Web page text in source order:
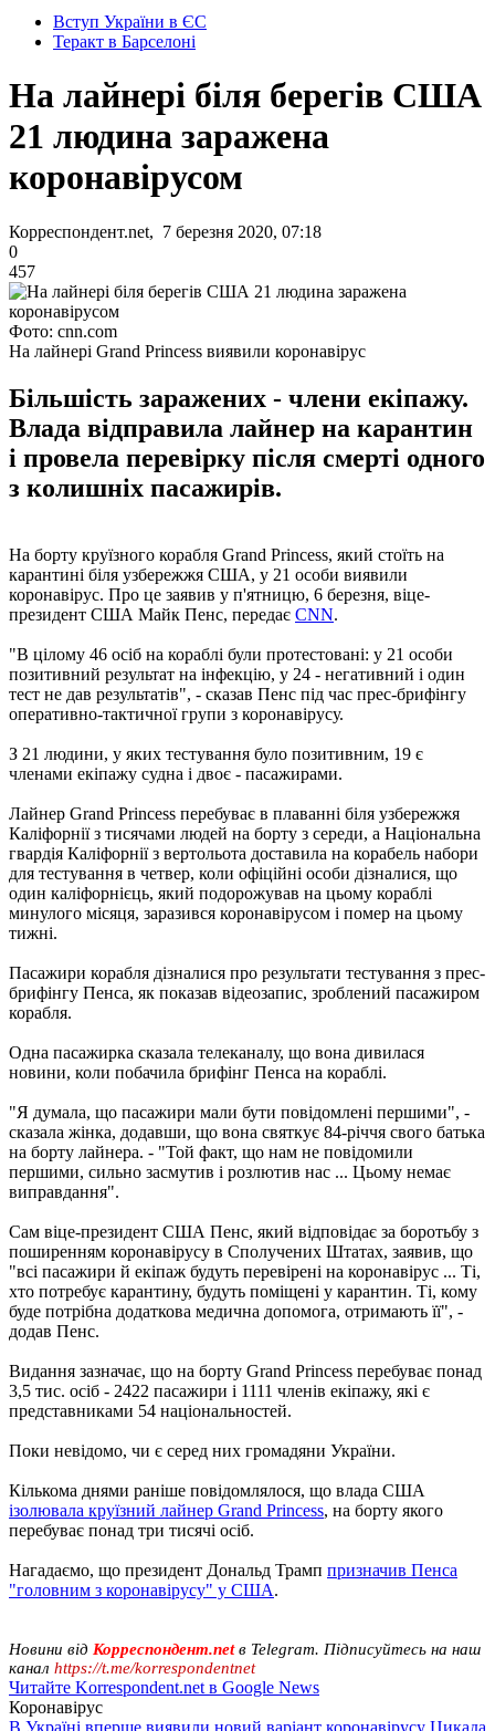
Вступ України в ЄС
Теракт в Барселоні
На лайнері біля берегів США
21 людина заражена
коронавірусом
Корреспондент.net, 7 березня 2020, 07:18
0
457
Фото: cnn.com
На лайнері Grand Princess виявили коронавірус
Більшість заражених - члени екіпажу.
Влада відправила лайнер на карантин
і провела перевірку після смерті одного
з колишніх пасажирів.
На борту круїзного корабля Grand Princess, який стоїть на
карантині біля узбережжя США, у 21 особи виявили
коронавірус. Про це заявив у п'ятницю, 6 березня, віце-
президент США Майк Пенс, передає CNN.
"В цілому 46 осіб на кораблі були протестовані: у 21 особи
позитивний результат на інфекцію, у 24 - негативний і один
тест не дав результатів", - сказав Пенс під час прес-брифінгу
оперативно-тактичної групи з коронавірусу.
З 21 людини, у яких тестування було позитивним, 19 є
членами екіпажу судна і двоє - пасажирами.
Лайнер Grand Princess перебуває в плаванні біля узбережжя
Каліфорнії з тисячами людей на борту з середи, а Національна
гвардія Каліфорнії з вертольота доставила на корабель набори
для тестування в четвер, коли офіційні особи дізналися, що
один каліфорнієць, який подорожував на цьому кораблі
минулого місяця, заразився коронавірусом і помер на цьому
тижні.
Пасажири корабля дізналися про результати тестування з прес-
брифінгу Пенса, як показав відеозапис, зроблений пасажиром
корабля.
Одна пасажирка сказала телеканалу, що вона дивилася
новини, коли побачила брифінг Пенса на кораблі.
"Я думала, що пасажири мали бути повідомлені першими", -
сказала жінка, додавши, що вона святкує 84-річчя свого батька
на борту лайнера. - "Той факт, що нам не повідомили
першими, сильно засмутив і розлютив нас ... Цьому немає
виправдання".
Сам віце-президент США Пенс, який відповідає за боротьбу з
поширенням коронавірусу в Сполучених Штатах, заявив, що
"всі пасажири й екіпаж будуть перевірені на коронавірус ... Ті,
хто потребує карантину, будуть поміщені у карантин. Ті, кому
буде потрібна додаткова медична допомога, отримають її", -
додав Пенс.
Видання зазначає, що на борту Grand Princess перебуває понад
3,5 тис. осіб - 2422 пасажири і 1111 членів екіпажу, які є
представниками 54 національностей.
Поки невідомо, чи є серед них громадяни України.
Кількома днями раніше повідомлялося, що влада США
ізолювала круїзний лайнер Grand Princess, на борту якого
перебуває понад три тисячі осіб.
Нагадаємо, що президент Дональд Трамп призначив Пенса
"головним з коронавірусу" у США.
Новини від Корреспондент.netв Telegram. Підписуйтесь на наш
канал https://t.me/korrespondentnet
Читайте Korrespondent.net в Google News
Коронавірус
В Україні вперше виявили новий варіант коронавірусу Цикада